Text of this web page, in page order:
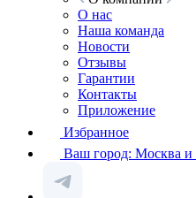
О нас
Наша команда
Новости
Отзывы
Гарантии
Контакты
Приложение
Избранное
Ваш город: Москва и